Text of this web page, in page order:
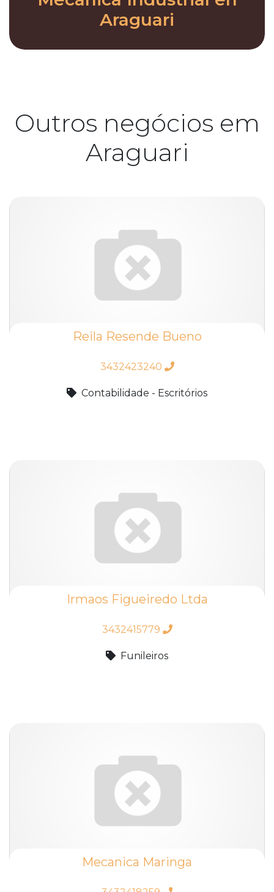
Araguari
Outros negócios em
Araguari
Reila Resende Bueno
3432423240
Contabilidade - Escritórios
Irmaos Figueiredo Ltda
3432415779
Funileiros
Mecanica Maringa